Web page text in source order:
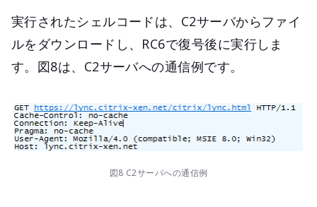
実行されたシェルコードは、C2サーバからファイ
ルをダウンロードし、RC6で復号後に実行しま
す。図8は、C2サーバへの通信例です。
図8 C2サーバへの通信例